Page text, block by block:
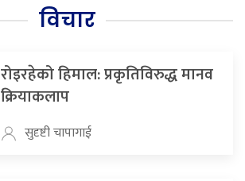
विचार
रोइरहेको हिमाल: प्रकृतिविरुद्ध मानव
क्रियाकलाप
सुदृष्टी चापागाई